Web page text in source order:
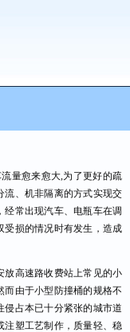
量愈来愈大,为了更好的疏
流、机非隔离的方式实现交
常出现汽车、电瓶车在调
受损的情况时有发生，造成
高速路收费站上常见的小
而由于小型防撞桶的规格不
侵占本已十分紧张的城市道
注塑工艺制作，质量轻、稳